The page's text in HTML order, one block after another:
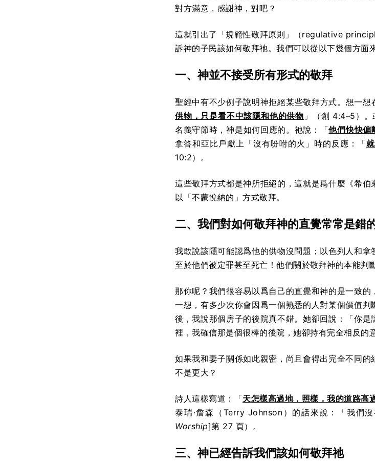
對方滿意，感謝神，對吧？
這就引出了「規範性敬拜原則」（regulative
訴神的子民該如何敬拜祂。我們可以從以下幾個方面
一、神並不接受所有形式的敬拜
聖經中有不少例子說明神拒絕某些敬拜方式。想一
供物，只是看不中該隱和他的供物 」（創 4:4–5）。
名義守節時，神是如何回應的。祂說：「他們快快偏
拿答和亞比戶獻上「沒有吩咐的火」時的反應：「
10:2） 。
這些敬拜方式都是神所拒絕的，這就是爲什麼《希
以「不蒙悅納的」方式敬拜。
二、我們對如何敬拜神的直覺常常是錯
我敢說該隱可能認爲他的供物沒問題；以色列人和
至於他們被定罪甚至死亡！他們關於敬拜神的本能判
那你呢？我們很容易以爲自己的直覺和神的是一致
一想，有多少次你會因爲一個熟悉的人對某個價值
後，我說那個房子的後院真不錯。她卻回說：「你
裡，我確信那是個很棒的後院，她卻持有完全相反的
如果我和妻子關係如此親密，尚且會得出完全不同
不是更大？
詩人這樣寫道：「天怎樣高過地，照樣，我的道路高
泰瑞·詹森（Terry Johnson）的話來說：「我們
Worship]第 27 頁）。
三、神已經告訴我們該如何敬拜祂